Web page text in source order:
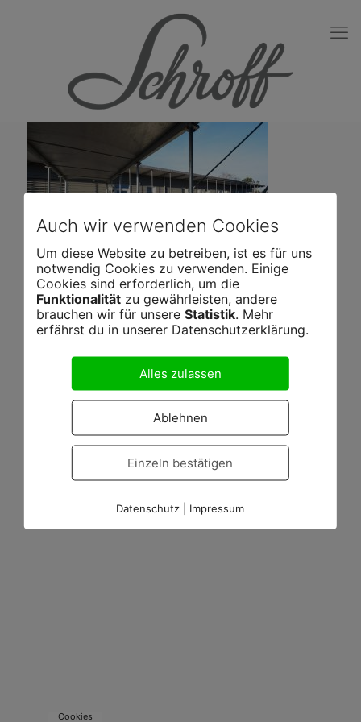
Cookies
Auch wir verwenden Cookies
Um diese Website zu betreiben, ist es für uns
notwendig Cookies zu verwenden. Einige
Cookies sind erforderlich, um die
Funktionalitätzu gewährleisten, andere
brauchen wir für unsere Statistik. Mehr
erfährst du in unserer Datenschutzerklärung.
Alles zulassen
Ablehnen
Einzeln bestätigen
Datenschutz Impressum